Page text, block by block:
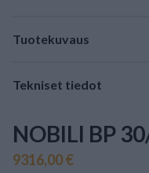
Tuotekuvaus
Tekniset tiedot
NOBILI BP
9316,00 €